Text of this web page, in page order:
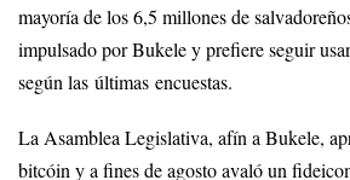
mayoría de los 6,5 millones de
impulsado por Bukele y prefiere seguir
según las últimas encuestas.
La Asamblea Legislativa, afín a Bukele,
bitcóin y a fines de agosto avaló un